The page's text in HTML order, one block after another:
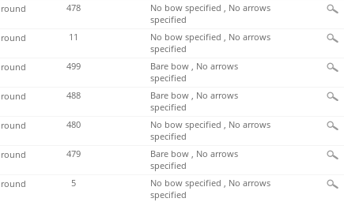
round 478
No bow specified , No arrows
specified
round 11
No bow specified , No arrows
specified
round 499
Bare bow , No arrows
specified
round 488
Bare bow , No arrows
specified
round 480
No bow specified , No arrows
specified
round 479
Bare bow , No arrows
specified
round 5
No bow specified , No arrows
specified